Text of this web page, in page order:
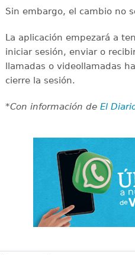
Sin embargo, el cambio no
La aplicación empezará a
iniciar sesión, enviar o
llamadas o videollamadas
cierre la sesión.
*Con información de El